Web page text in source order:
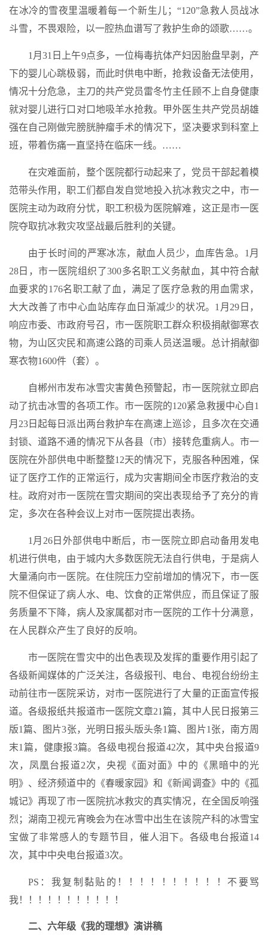
在冰冷的雪夜里温暖着每一个新生儿；“120”急救人员战冰
斗雪，不畏艰险，以一腔热血谱写了救护生命的颂歌……。
1月31日上午9点多，一位梅毒抗体产妇因胎盘早剥，产
下的婴儿心跳极弱，而此时供电中断，抢救设备无法使用，
情况十分危急，主刀的共产党员雷冬竹主任顾不上自身健康
就对婴儿进行口对口地吸羊水抢救。甲外医生共产党员胡雄
强在自己刚做完膀胱肿瘤手术的情况下，坚决要求到科室上
班，带着伤痛一直坚持在临床一线。……
在灾难面前，整个医院都行动起来了，党员干部起着模
范带头作用，职工们都自发自觉地投入抗冰救灾之中，市一
医院主动为政府分忧，职工积极为医院解难，这正是市一医
院夺取抗冰救灾攻坚战最后胜利的关键。
由于长时间的严寒冰冻，献血人员少，血库告急。1月
28日，市一医院组织了300多名职工义务献血，其中符合献
血要求的176名职工献了血，满足了医疗急救的用血需求，
大大改善了市中心血站库存血日渐减少的状况。1月29日，
响应市委、市政府号召，市一医院职工群众积极捐献御寒衣
物，为山区灾民和高速公路的司乘人员送温暖。总计捐献御
寒衣物1600件（套）。
自郴州市发布冰雪灾害黄色预警起，市一医院就立即启
动了抗击冰雪的各项工作。市一医院的120紧急救援中心自1
月23日起每日派出两台救护车在高速上巡诊，且多次在交通
封锁、道路不通的情况下从各县（市）接转危重病人。市一
医院在外部供电中断整整12天的情况下，克服各种困难，保
证了医疗工作的正常运行，成为灾害期间全市医疗救治的支
柱。政府对市一医院在雪灾期间的突出表现给予了充分的肯
定，多次在各种会议上对市一医院提出表扬。
1月26日外部供电中断后，市一医院立即启动备用发电
机进行供电，由于城内大多数医院无法自行供电，于是病人
大量涌向市一医院。在住院压力空前增加的情况下，市一医
院不但保证了病人水、电、饮食的正常供应，而且保证了服
务质量不下降，病人及家属都对市一医院的工作十分满意，
在人民群众产生了良好的反响。
市一医院在雪灾中的出色表现及发挥的重要作用引起了
各级新闻媒体的广泛关注，各级报刊、电台、电视台纷纷主
动前往市一医院采访，对市一医院进行了大量的正面宣传报
道。各级报纸共报道市一医院文章21篇，其中人民日报第三
版1篇、图片3张，光明日报头版头条1篇、图片1张，南方周
末1篇，健康报3篇。各级电视台报道42次，其中央台报道9
次，凤凰台报道2次，央视《面对面》中的《黑暗中的光
明》、经济频道中的《春暖家园》和《新闻调查》中的《孤
城记》再现了市一医院抗冰救灾的真实情况，在全国反响强
烈；湖南卫视元宵晚会为在冰雪中出生在该院产科的冰雪宝
宝做了非常感人的专题节目，催人泪下。各级电台报道14
次，其中中央电台报道3次。
PS：我复制黏贴的！！！！！！！！！！不要骂
我！！！！！！！！！！！
二、六年级《我的理想》演讲稿